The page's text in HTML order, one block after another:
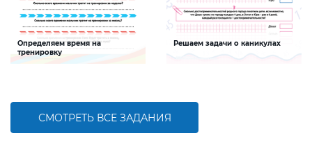
Определяем время на
тренировку
Решаем задачи о каникулах
задачи и пользоваться календарем
СМОТРЕТЬ ВСЕ ЗАДАНИЯ